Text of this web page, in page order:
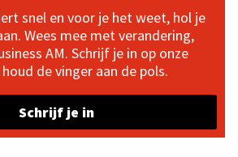
snel en voor je het weet, hol je
Wees mee met verandering,
AM. Schrijf je in op onze
de vinger aan de pols.
Schrijf je in